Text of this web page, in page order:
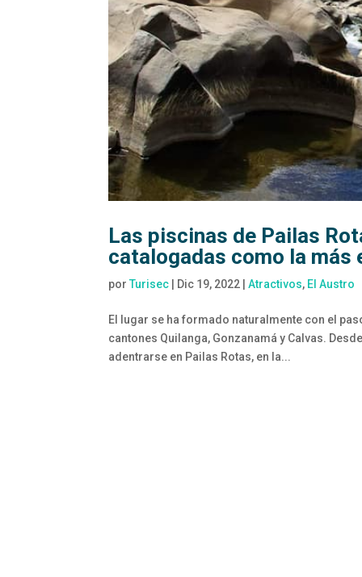
Las piscinas de Pailas
catalogadas como la más
porTurisec Dic 19, 2022 |Atractivos, El Austro
El lugar se ha formado naturalmente con el
cantones Quilanga, Gonzanamá y Calvas.
adentrarse en Pailas Rotas, en la...